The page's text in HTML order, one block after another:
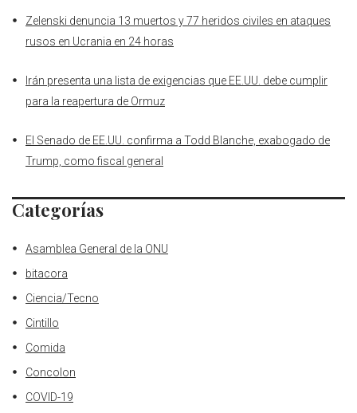
Zelenski denuncia 13 muertos y 77 heridos civiles en ataques
rusos en Ucrania en 24 horas
Irán presenta una lista de exigencias que EE.UU. debe cumplir
para la reapertura de Ormuz
El Senado de EE.UU. confirma a Todd Blanche, exabogado de
Trump, como fiscal general
Categorías
Asamblea General de la ONU
bitacora
Ciencia/Tecno
Cintillo
Comida
Concolon
COVID-19